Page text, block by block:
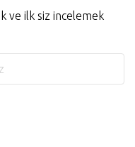
ve ilk siz incelemek